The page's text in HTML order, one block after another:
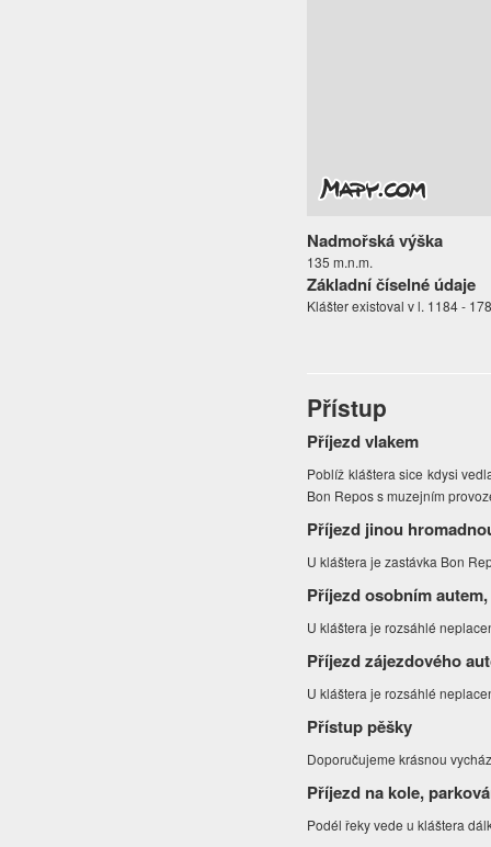
Nadmořská výška
135 m.n.m.
Základní číselné údaje
Klášter existoval v l. 1184 -
Přístup
Příjezd vlakem
Poblíž kláštera sice kdysi
Bon Repos s muzejním
Příjezd jinou
U kláštera je zastávka Bon
Příjezd osobním
U kláštera je rozsáhlé
Příjezd zájezdového
U kláštera je rozsáhlé
Přístup pěšky
Doporučujeme krásnou
Příjezd na kole,
Podél řeky vede u kláštera